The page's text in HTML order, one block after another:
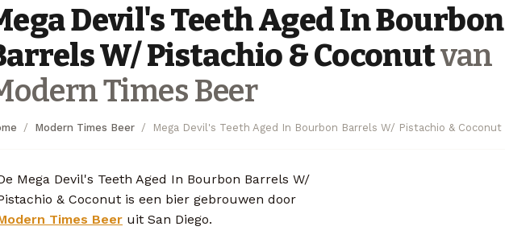
Devil's Teeth Aged In Bourbon
W/ Pistachio & Coconutvan
Times Beer
Modern Times Beer Mega Devil's Teeth Aged In Bourbon Barrels W/ Pistachio & Coconut
Mega Devil's Teeth Aged In Bourbon Barrels W/
& Coconut is een bier gebrouwen door
Times Beer uit San Diego.